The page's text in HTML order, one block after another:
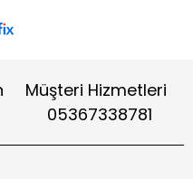
Müşteri Hizmetleri
05367338781